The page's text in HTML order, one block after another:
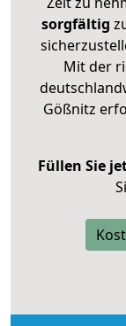
sorgfältig
Mit der
Gößnitz
Füllen Sie